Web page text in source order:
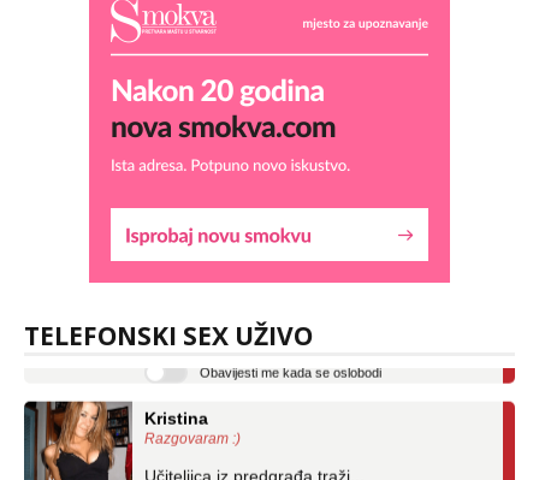
TELEFONSKI SEX UŽIVO
Liliana
tel:0,93€ - mob:1,12€ min
Razgovaram :)